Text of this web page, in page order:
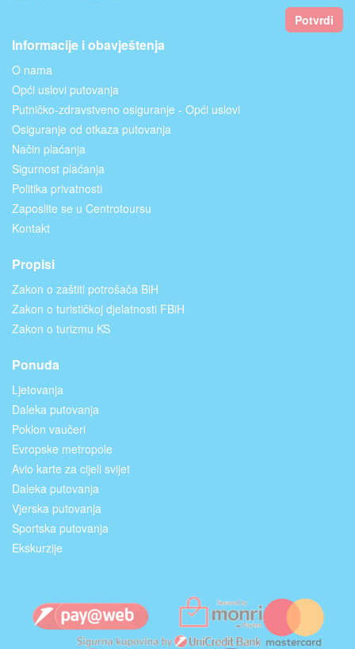
Potvrdi
Informacije i obavještenja
O nama
Opći uslovi putovanja
Putničko-zdravstveno osiguranje - Opći uslovi
Osiguranje od otkaza putovanja
Način plaćanja
Sigurnost plaćanja
Politika privatnosti
Zaposlite se u Centrotoursu
Kontakt
Propisi
Zakon o zaštiti potrošača BiH
Zakon o turističkoj djelatnosti FBiH
Zakon o turizmu KS
Ponuda
Ljetovanja
Daleka putovanja
Poklon vaučeri
Evropske metropole
Avio karte za cijeli svijet
Daleka putovanja
Vjerska putovanja
Sportska putovanja
Ekskurzije